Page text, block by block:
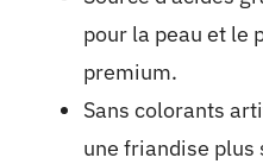
pour la peau et le
premium.
Sans colorants
une friandise